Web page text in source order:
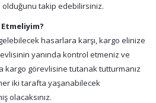
takip edebilirsiniz.
hasarlara karşı, kargo elinize
yanında kontrol etmeniz ve
kargo görevlisine tutanak tutturmanız
iki tarafta yaşanabilecek
olacaksınız.